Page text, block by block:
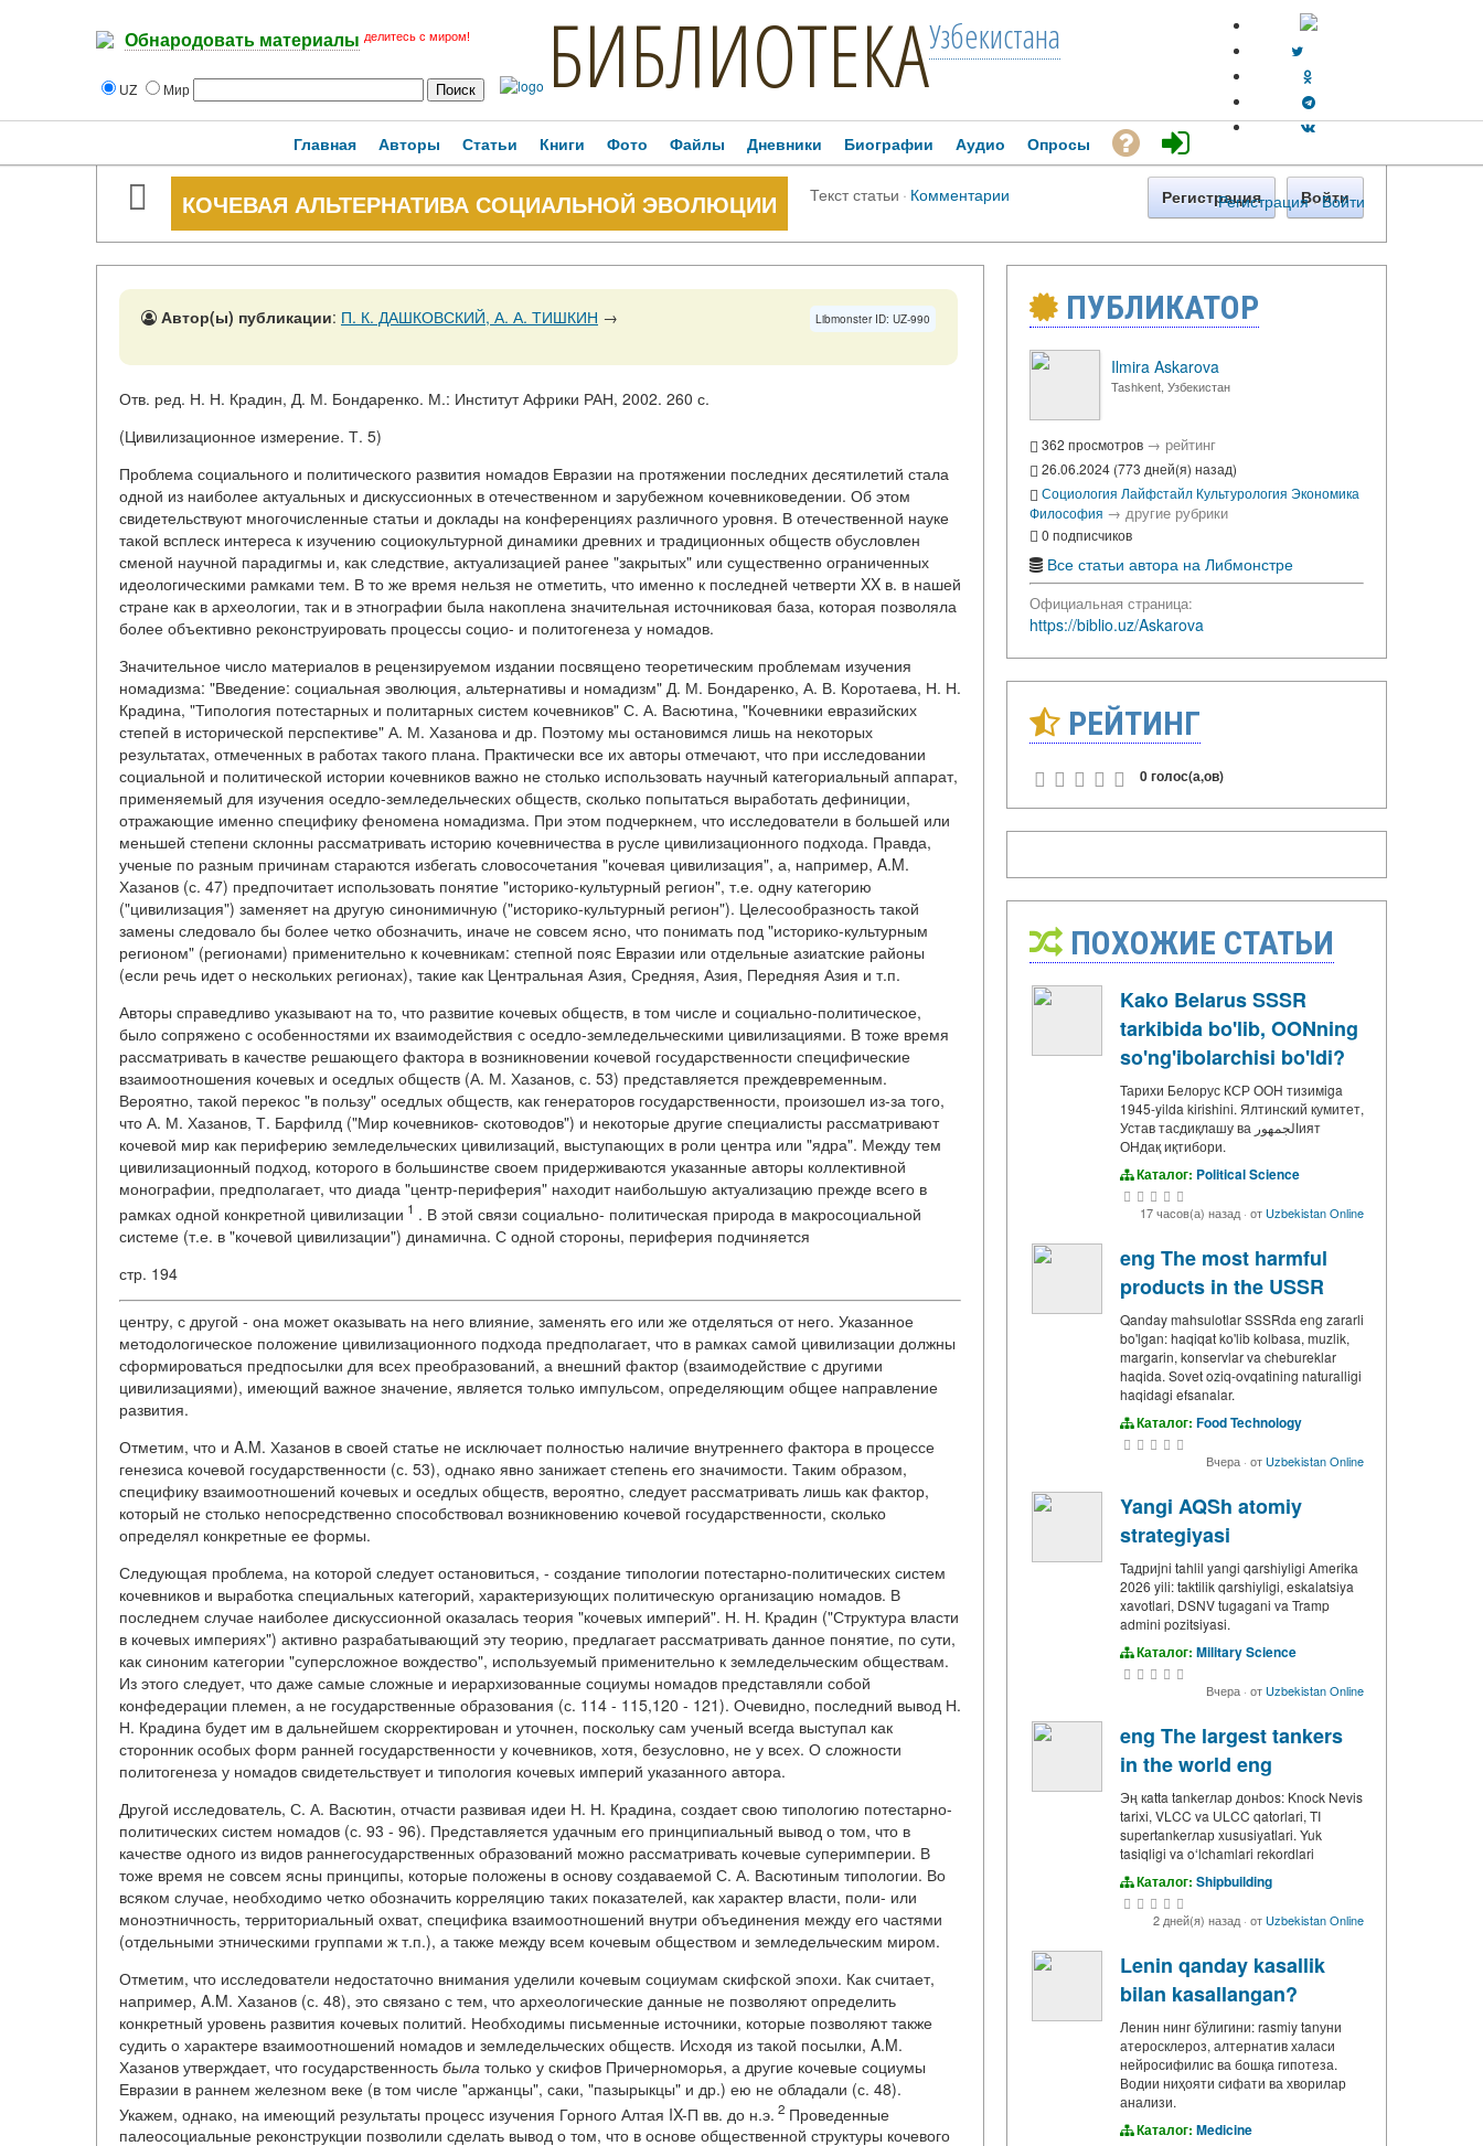
Обнародовать материалы делитесь с миром!
UZ Мир БИБЛИОТЕКАУзбекистана
Регистрация · Войти
Главная Авторы Статьи Книги Фото Файлы Дневники Биографии Аудио Опросы
КОЧЕВАЯ АЛЬТЕРНАТИВА СОЦИАЛЬНОЙ ЭВОЛЮЦИИ Текст статьи · Комментарии Регистрация Войти
Libmonster ID: UZ-990
Автор(ы) публикации: П. К. ДАШКОВСКИЙ, А. А. ТИШКИН →
Отв. ред. Н. Н. Крадин, Д. М. Бондаренко. М.: Институт Африки РАН, 2002. 260 с.
(Цивилизационное измерение. Т. 5)
Проблема социального и политического развития номадов Евразии на протяжении последних десятилетий стала
одной из наиболее актуальных и дискуссионных в отечественном и зарубежном кочевниковедении. Об этом
свидетельствуют многочисленные статьи и доклады на конференциях различного уровня. В отечественной науке
такой всплеск интереса к изучению социокультурной динамики древних и традиционных обществ обусловлен
сменой научной парадигмы и, как следствие, актуализацией ранее "закрытых" или существенно ограниченных
идеологическими рамками тем. В то же время нельзя не отметить, что именно к последней четверти XX в. в нашей
стране как в археологии, так и в этнографии была накоплена значительная источниковая база, которая позволяла
более объективно реконструировать процессы социо- и политогенеза у номадов.
Значительное число материалов в рецензируемом издании посвящено теоретическим проблемам изучения
номадизма: "Введение: социальная эволюция, альтернативы и номадизм" Д. М. Бондаренко, А. В. Коротаева, Н. Н.
Крадина, "Типология потестарных и политарных систем кочевников" С. А. Васютина, "Кочевники евразийских
степей в исторической перспективе" А. М. Хазанова и др. Поэтому мы остановимся лишь на некоторых
результатах, отмеченных в работах такого плана. Практически все их авторы отмечают, что при исследовании
социальной и политической истории кочевников важно не столько использовать научный категориальный аппарат,
применяемый для изучения оседло-земледельческих обществ, сколько попытаться выработать дефиниции,
отражающие именно специфику феномена номадизма. При этом подчеркнем, что исследователи в большей или
меньшей степени склонны рассматривать историю кочевничества в русле цивилизационного подхода. Правда,
ученые по разным причинам стараются избегать словосочетания "кочевая цивилизация", а, например, A.M.
Хазанов (с. 47) предпочитает использовать понятие "историко-культурный регион", т.е. одну категорию
("цивилизация") заменяет на другую синонимичную ("историко-культурный регион"). Целесообразность такой
замены следовало бы более четко обозначить, иначе не совсем ясно, что понимать под "историко-культурным
регионом" (регионами) применительно к кочевникам: степной пояс Евразии или отдельные азиатские районы
(если речь идет о нескольких регионах), такие как Центральная Азия, Средняя, Азия, Передняя Азия и т.п.
Авторы справедливо указывают на то, что развитие кочевых обществ, в том числе и социально-политическое,
было сопряжено с особенностями их взаимодействия с оседло-земледельческими цивилизациями. В тоже время
рассматривать в качестве решающего фактора в возникновении кочевой государственности специфические
взаимоотношения кочевых и оседлых обществ (А. М. Хазанов, с. 53) представляется преждевременным.
Вероятно, такой перекос "в пользу" оседлых обществ, как генераторов государственности, произошел из-за того,
что А. М. Хазанов, Т. Барфилд ("Мир кочевников- скотоводов") и некоторые другие специалисты рассматривают
кочевой мир как периферию земледельческих цивилизаций, выступающих в роли центра или "ядра". Между тем
цивилизационный подход, которого в большинстве своем придерживаются указанные авторы коллективной
монографии, предполагает, что диада "центр-периферия" находит наибольшую актуализацию прежде всего в
рамках одной конкретной цивилизации 1 . В этой связи социально- политическая природа в макросоциальной
системе (т.е. в "кочевой цивилизации") динамична. С одной стороны, периферия подчиняется
стр. 194
центру, с другой - она может оказывать на него влияние, заменять его или же отделяться от него. Указанное
методологическое положение цивилизационного подхода предполагает, что в рамках самой цивилизации должны
сформироваться предпосылки для всех преобразований, а внешний фактор (взаимодействие с другими
цивилизациями), имеющий важное значение, является только импульсом, определяющим общее направление
развития.
Отметим, что и A.M. Хазанов в своей статье не исключает полностью наличие внутреннего фактора в процессе
генезиса кочевой государственности (с. 53), однако явно занижает степень его значимости. Таким образом,
специфику взаимоотношений кочевых и оседлых обществ, вероятно, следует рассматривать лишь как фактор,
который не столько непосредственно способствовал возникновению кочевой государственности, сколько
определял конкретные ее формы.
Следующая проблема, на которой следует остановиться, - создание типологии потестарно-политических систем
кочевников и выработка специальных категорий, характеризующих политическую организацию номадов. В
последнем случае наиболее дискуссионной оказалась теория "кочевых империй". Н. Н. Крадин ("Структура власти
в кочевых империях") активно разрабатывающий эту теорию, предлагает рассматривать данное понятие, по сути,
как синоним категории "суперсложное вождество", используемый применительно к земледельческим обществам.
Из этого следует, что даже самые сложные и иерархизованные социумы номадов представляли собой
конфедерации племен, а не государственные образования (с. 114 - 115,120 - 121). Очевидно, последний вывод Н.
Н. Крадина будет им в дальнейшем скорректирован и уточнен, поскольку сам ученый всегда выступал как
сторонник особых форм ранней государственности у кочевников, хотя, безусловно, не у всех. О сложности
политогенеза у номадов свидетельствует и типология кочевых империй указанного автора.
Другой исследователь, С. А. Васютин, отчасти развивая идеи Н. Н. Крадина, создает свою типологию потестарно-
политических систем номадов (с. 93 - 96). Представляется удачным его принципиальный вывод о том, что в
качестве одного из видов раннегосударственных образований можно рассматривать кочевые суперимперии. В
тоже время не совсем ясны принципы, которые положены в основу создаваемой С. А. Васютиным типологии. Во
всяком случае, необходимо четко обозначить корреляцию таких показателей, как характер власти, поли- или
моноэтничность, территориальный охват, специфика взаимоотношений внутри объединения между его частями
(отдельными этническими группами ж т.п.), а также между всем кочевым обществом и земледельческим миром.
Отметим, что исследователи недостаточно внимания уделили кочевым социумам скифской эпохи. Как считает,
например, A.M. Хазанов (с. 48), это связано с тем, что археологические данные не позволяют определить
конкретный уровень развития кочевых политий. Необходимы письменные источники, которые позволяют также
судить о характере взаимоотношений номадов и земледельческих обществ. Исходя из такой посылки, A.M.
Хазанов утверждает, что государственность была только у скифов Причерноморья, а другие кочевые социумы
Евразии в раннем железном веке (в том числе "аржанцы", саки, "пазырыкцы" и др.) ею не обладали (с. 48).
Укажем, однако, на имеющий результаты процесс изучения Горного Алтая IX-П вв. до н.э. 2 Проведенные
палеосоциальные реконструкции позволили сделать вывод о том, что в основе общественной структуры кочевого
ПУБЛИКАТОР
Ilmira Askarova
Tashkent, Узбекистан
362 просмотров → рейтинг
26.06.2024 (773 дней(я) назад)
Социология Лайфстайл Культурология Экономика
Философия → другие рубрики
0 подписчиков
Все статьи автора на Либмонстре
Официальная страница:
https://biblio.uz/Askarova
РЕЙТИНГ
0 голос(а,ов)
ПОХОЖИЕ СТАТЬИ
Kako Belarus SSSR
tarkibida bo'lib, OONning
so'ng'ibolarchisi bo'ldi?
Тарихи Белорус КСР ООН тизимiga
1945-yilda kirishini. Ялтинский кумитет,
Устав тасдиқлашу ва الجمهورият
ОНдақ иқтибори.
Каталог: Political Science
17 часов(а) назад· от Uzbekistan Online
eng The most harmful
products in the USSR
Qanday mahsulotlar SSSRda eng zararli
bo'lgan: haqiqat ko'lib kolbasa, muzlik,
margarin, konservlar va chebureklar
haqida. Sovet oziq-ovqatining naturalligi
haqidagi efsanalar.
Каталог: Food Technology
Вчера · от Uzbekistan Online
Yangi AQSh atomiy
strategiyasi
Тадриjni tahlil yangi qarshiyligi Amerika
2026 yili: taktilik qarshiyligi, eskalatsiya
xavotlari, DSNV tugagani va Tramp
admini pozitsiyasi.
Каталог: Military Science
Вчера · от Uzbekistan Online
eng The largest tankers
in the world eng
Эң кatta tankerлар донbos: Knock Nevis
tarixi, VLCC va ULCC qatorlari, TI
supertankerлар xususiyatlari. Yuk
tasiqligi va oʻlchamlari rekordlari
Каталог: Shipbuilding
2 дней(я) назад· от Uzbekistan Online
Lenin qanday kasallik
bilan kasallangan?
Ленин нинг бўлигини: rasmiy tanуни
атеросклероз, алтернатив халаси
нейросифилис ва бошқа гипотеза.
Водии ниҳояти сифати ва хворилар
анализи.
Каталог: Medicine